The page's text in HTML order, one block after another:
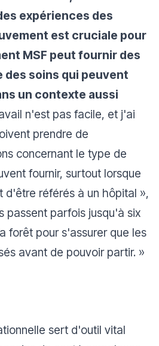
expériences des
est cruciale pour
MSF peut fournir des
soins qui peuvent
un contexte aussi
n'est pas facile, et j'ai
prendre de
concernant le type de
fournir, surtout lorsque
d'être référés à un hôpital »,
passent parfois jusqu'à six
forêt pour s'assurer que les
avant de pouvoir partir. »
sert d'outil vital